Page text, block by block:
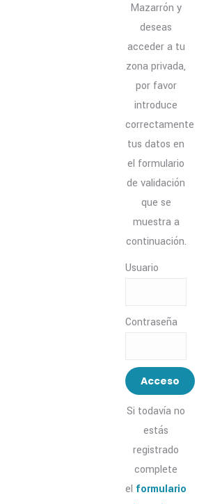
Mazarrón y
deseas
acceder a tu
zona privada,
por favor
introduce
correctamente
tus datos en
el formulario
de validación
que se
muestra a
continuación.
Usuario
Contraseña
Si todavía no
estás
registrado
complete
el formulario